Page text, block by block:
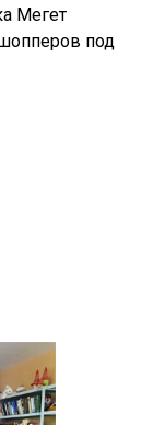
Мегет
под